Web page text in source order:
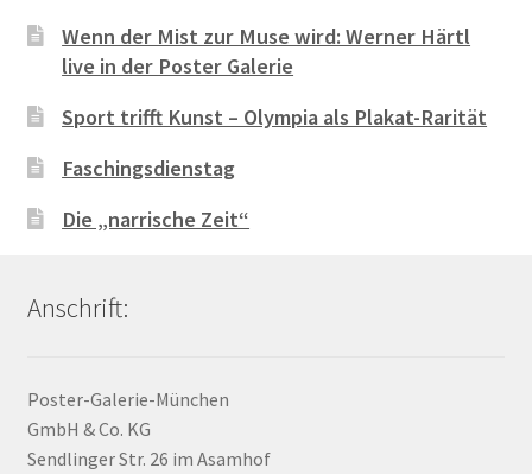
Wenn der Mist zur Muse wird: Werner Härtl
live in der Poster Galerie
Sport trifft Kunst – Olympia als Plakat-Rarität
Faschingsdienstag
Die „narrische Zeit“
Anschrift:
Poster-Galerie-München
GmbH & Co. KG
Sendlinger Str. 26 im Asamhof